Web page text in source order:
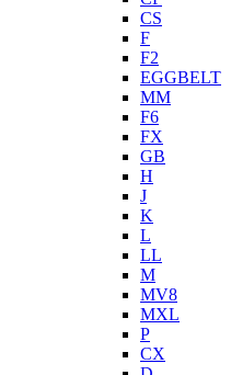
CS
F
F2
EGGBELT
MM
F6
FX
GB
H
J
K
L
LL
M
MV8
MXL
P
CX